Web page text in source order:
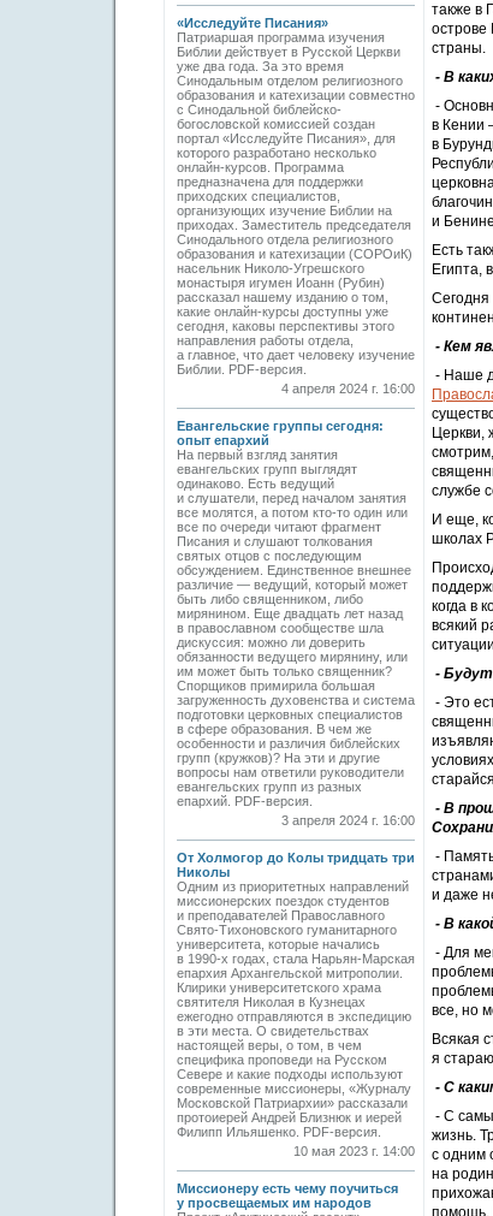
«Исследуйте Писания»
Патриаршая программа изучения
Библии действует в Русской Церкви
уже два года. За это время
Синодальным отделом религиозного
образования и катехизации совместно
с Синодальной библейско-
богословской комиссией создан
портал «Исследуйте Писания», для
которого разработано несколько
онлайн-курсов. Программа
предназначена для поддержки
приходских специалистов,
организующих изучение Библии на
приходах. Заместитель председателя
Синодального отдела религиозного
образования и катехизации (СОРОиК)
насельник Николо-Угрешского
монастыря игумен ­Иоанн (Рубин)
рассказал нашему изданию о том,
какие онлайн-­курсы доступны уже
сегодня, каковы перспективы этого
направления работы отдела,
а главное, что дает человеку изучение
Библии. PDF-версия.
4 апреля 2024 г. 16:00
Евангельские группы сегодня:
опыт епархий
На первый взгляд занятия
евангельских групп выглядят
одинаково. Есть ведущий
и слушатели, перед началом занятия
все молятся, а потом кто-то один или
все по очереди читают фрагмент
Писания и слушают толкования
святых отцов с последующим
обсуждением. Единственное внешнее
различие — ведущий, который может
быть либо священником, либо
мирянином. Еще двадцать лет назад
в православном сообществе шла
дискуссия: можно ли доверить
обязанности ведущего мирянину, или
им может быть только священник?
Спорщиков примирила большая
загруженность духовенства и система
подготовки церковных специалистов
в сфере образования. В чем же
особенности и различия библейских
групп (кружков)? На эти и другие
вопросы нам ответили руководители
евангельских групп из разных
епархий. PDF-версия.
3 апреля 2024 г. 16:00
От Холмогор до Колы тридцать три
Николы
Одним из приоритетных направлений
миссионерских поездок студентов
и преподавателей Православного
Свято-Тихоновского гуманитарного
университета, которые начались
в 1990-х годах, стала Нарьян-Марская
епархия Архангельской митрополии.
Клирики университетского храма
святителя Николая в Кузнецах
ежегодно отправляются в экспедицию
в эти места. О свидетельствах
настоящей веры, о том, в чем
специфика проповеди на Русском
Севере и какие подходы используют
современные миссионеры, «Журналу
Московской Патриархии» рассказали
протоиерей Андрей Близнюк и иерей
Филипп Ильяшенко. PDF-версия.
10 мая 2023 г. 14:00
Миссионеру есть чему поучиться
у просвещаемых им народов
также в
острове
страны.
- В
-
в Кении
в
и
Есть
Египта,
Сегодня
- Кем
- Наше
Церкви,
службе
И еще,
школах
когда в
всякий
-
- Это
- В
-
и даже
- В
- Для
все, но
Всякая
я
- С
- С
жизнь.
с одним
на
помощь.